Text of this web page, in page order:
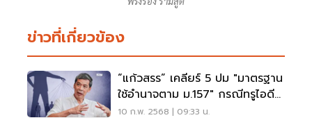
ข่าวที่เกี่ยวข้อง
“แก้วสรร” เคลียร์ 5 ปม "มาตรฐาน
ใช้อำนาจตาม ม.157" กรณีทรูไอดี
VS พิรงรอง
10 ก.พ. 2568 | 09:33 น.